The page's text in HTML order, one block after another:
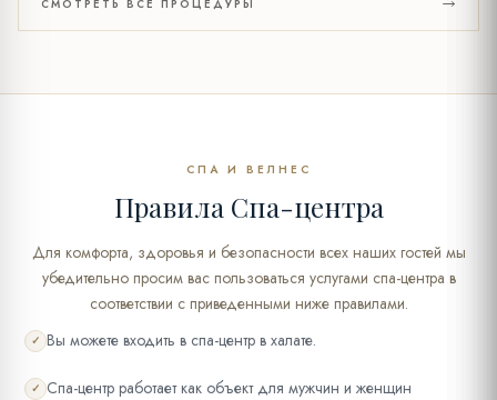
СМОТРЕТЬ ВСЕ ПРОЦЕДУРЫ
СПА И ВЕЛНЕС
Правила Спа-центра
Для комфорта, здоровья и безопасности всех наших гостей мы
убедительно просим вас пользоваться услугами спа-центра в
соответствии с приведенными ниже правилами.
✓ Вы можете входить в спа-центр в халате.
✓ Спа-центр работает как объект для мужчин и женщин